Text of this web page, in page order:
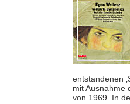
entstandenen
mit Ausnahme
von 1969. In